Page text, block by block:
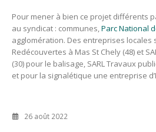
Pour mener à bien ce projet différents
au syndicat : communes,Parc National
agglomération. Des entreprises locales
Redécouvertes à Mas St Chely (48) et
(30) pour le balisage, SARL Travaux
et pour la signalétique une entreprise
26 août 2022